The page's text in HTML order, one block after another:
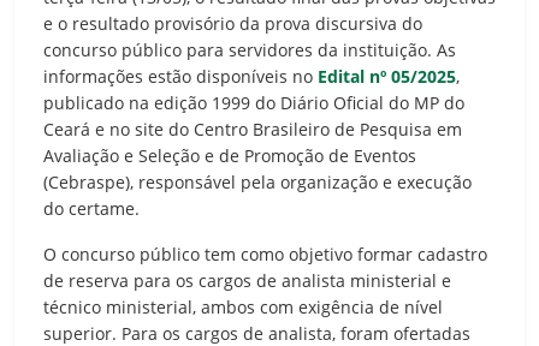
e o resultado provisório da prova discursiva do
concurso público para servidores da instituição. As
informações estão disponíveis no Edital nº 05/2025,
publicado na edição 1999 do Diário Oficial do MP do
Ceará e no site do Centro Brasileiro de Pesquisa em
Avaliação e Seleção e de Promoção de Eventos
(Cebraspe), responsável pela organização e execução
do certame.
O concurso público tem como objetivo formar cadastro
de reserva para os cargos de analista ministerial e
técnico ministerial, ambos com exigência de nível
superior. Para os cargos de analista, foram ofertadas